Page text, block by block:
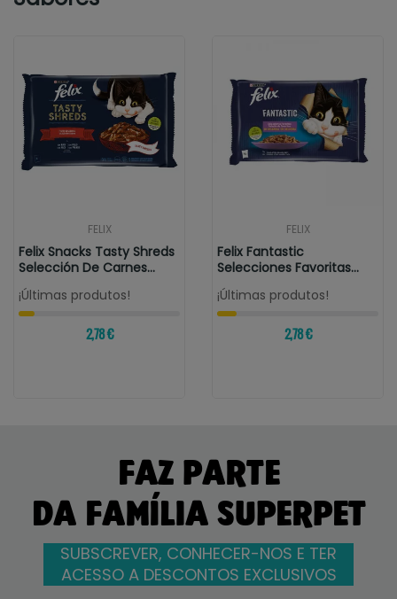
FELIX
Felix Snacks Tasty Shreds
Selección De Carnes
¡Últimas produtos!
2,78 €
FELIX
Felix Fantastic
Selecciones Favoritas
¡Últimas produtos!
2,78 €
FAZ PARTE
DA FAMÍLIA SUPERPET
SUBSCREVER, CONHECER-NOS E TER
ACESSO A DESCONTOS EXCLUSIVOS